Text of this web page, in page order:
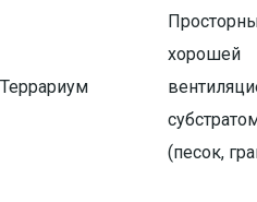
Террариум
хорошей
(песок,